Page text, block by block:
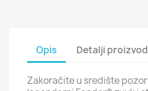
Opis Detalji
Zakoračite u središte